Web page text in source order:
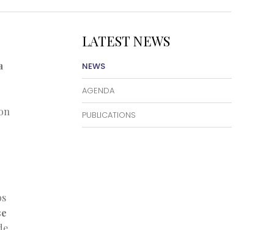
LATEST NEWS
NEWS
AGENDA
PUBLICATIONS